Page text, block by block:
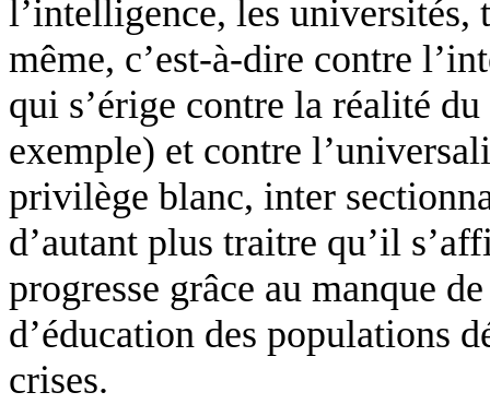
l’intelligence, les universités,
même, c’est-à-dire contre
qui s’érige contre la réalité
exemple) et contre
privilège blanc, inter
d’autant plus traitre qu’il
progresse grâce au manque
d’éducation des populations
crises.